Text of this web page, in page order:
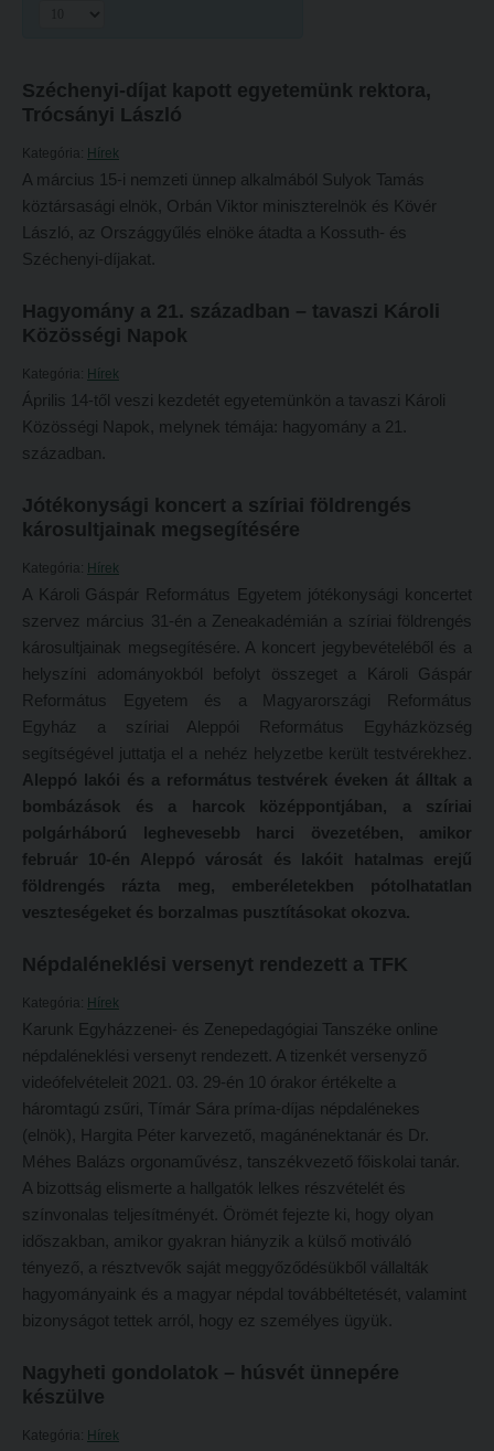
Szabályzatok
Határozatok
Nemzetközi mobilitás
Történeti áttekintés
Református Pedagógiai Intézet
OKTATÁS
Képzéseink
Képzési helyszínek
Budapesti képzési hely
Marosvásárhelyi képzési hely
Kecskeméti képzési hely
Mintatantervek
Gyakorlati képzés
KUTATÁS
Tehetséggondozás
Tudományos diákköri tevékenység
PedKaszt – Bethlen-pályázat
Kari kutatási pályázatok
Kari kiadványok
FELVÉTELIZŐKNEK
PK Felvételi Tájékoztató kiadvány
Hallgatói véleményvideók
Intézményi pontok
Intézményi pontok igazolása
A 2026. évi pótfelvételi eljárás alkalmassági vizsga tudnivalói
Hitéleti képzések jelentkezési lapja
Átvétel más felsőoktatási intézményből
Ösztöndíjak
Szakirányú továbbképzések
Hittanoktató- és Kántorképző Intézet
Gyakorlati és Továbbképzési Intézet
Minőségbiztosítás
Oktatóink
Rektori utasítások
Határozatok
Nemzetközi mobilitás
Történeti áttekintés
Református Pedagógiai Intézet
OKTATÁS
Képzéseink
Képzési helyszínek
Nagykőrösi képzési hely
Budapesti képzési hely
Marosvásárhelyi képzési hely
Kecskeméti képzési hely
Mintatantervek
Gyakorlati képzés
KUTATÁS
Kari kutatócsoportok
Tehetséggondozás
Tudományos diákköri tevékenység
PedKaszt – Bethlen-pályázat
Kari kutatási pályázatok
Kari kiadványok
FELVÉTELIZŐKNEK
Pótfelvételi 2026
PK Felvételi Tájékoztató kiadvány
Hallgatói véleményvideók
Intézményi pontok igazolása
A 2026. évi pótfelvételi eljárás alkalmassági vizsga tudnivalói
Széchenyi-díjat kapott egyetemünk rektora,
Trócsányi László
Kategória: Hírek
A március 15-i nemzeti ünnep alkalmából Sulyok Tamás
köztársasági elnök, Orbán Viktor miniszterelnök és Kövér
László, az Országgyűlés elnöke átadta a Kossuth- és
Széchenyi-díjakat.
Hagyomány a 21. században – tavaszi Károli
Közösségi Napok
Kategória: Hírek
Április 14-től veszi kezdetét egyetemünkön a tavaszi Károli
Közösségi Napok, melynek témája: hagyomány a 21.
században.
Jótékonysági koncert a szíriai földrengés
károsultjainak megsegítésére
Kategória: Hírek
A Károli Gáspár Református Egyetem jótékonysági koncertet
szervez március 31-én a Zeneakadémián a szíriai földrengés
károsultjainak megsegítésére. A koncert jegybevételéből és a
helyszíni adományokból befolyt összeget a Károli Gáspár
Református Egyetem és a Magyarországi Református
Egyház a szíriai Aleppói Református Egyházközség
segítségével juttatja el a nehéz helyzetbe került testvérekhez.
Aleppó lakói és a református testvérek éveken át álltak a
bombázások és a harcok középpontjában, a szíriai
polgárháború leghevesebb harci övezetében, amikor
február 10-én Aleppó városát és lakóit hatalmas erejű
földrengés rázta meg, emberéletekben pótolhatatlan
veszteségeket és borzalmas pusztításokat okozva.
Népdaléneklési versenyt rendezett a TFK
Kategória: Hírek
Karunk Egyházzenei- és Zenepedagógiai Tanszéke online
népdaléneklési versenyt rendezett. A tizenkét versenyző
videófelvételeit 2021. 03. 29-én 10 órakor értékelte a
háromtagú zsűri, Tímár Sára príma-díjas népdalénekes
(elnök), Hargita Péter karvezető, magánénektanár és Dr.
Méhes Balázs orgonaművész, tanszékvezető főiskolai tanár.
A bizottság elismerte a hallgatók lelkes részvételét és
színvonalas teljesítményét. Örömét fejezte ki, hogy olyan
időszakban, amikor gyakran hiányzik a külső motiváló
tényező, a résztvevők saját meggyőződésükből vállalták
hagyományaink és a magyar népdal továbbéltetését, valamint
bizonyságot tettek arról, hogy ez személyes ügyük.
Nagyheti gondolatok – húsvét ünnepére
készülve
Kategória: Hírek